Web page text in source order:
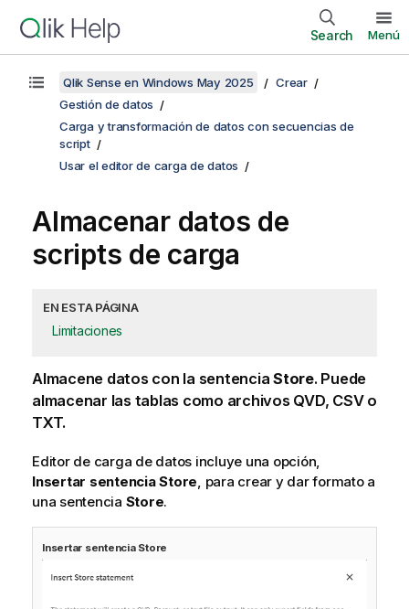
Search Menú
Qlik Sense en Windows May 2025
Crear
Gestión de datos
Carga y transformación de datos con secuencias de
script
Usar el editor de carga de datos
Almacenar datos de
scripts de carga
EN ESTA PÁGINA
Limitaciones
Almacene datos con la sentencia Store. Puede
almacenar las tablas como archivos QVD, CSV o
TXT.
Editor de carga de datos incluye una opción,
Insertar sentenciaStore, para crear y dar formato a
una sentencia Store.
Insertar sentencia Store